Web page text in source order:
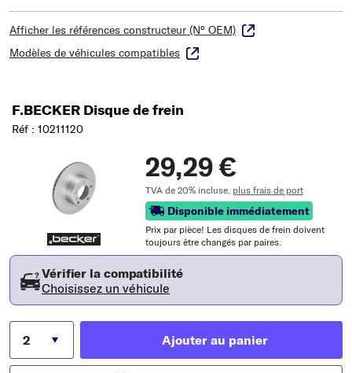
Afficher les références constructeur (N° OEM)
Modèles de véhicules compatibles
F.BECKER Disque de frein
Réf : 10211120
29,29 €
TVA de 20% incluse, plus frais de port
Disponible immédiatement
Prix ​​par pièce! Les disques de frein doivent
toujours être changés par paires.
Vérifier la compatibilité
Choisissez un véhicule
Ajouter au panier